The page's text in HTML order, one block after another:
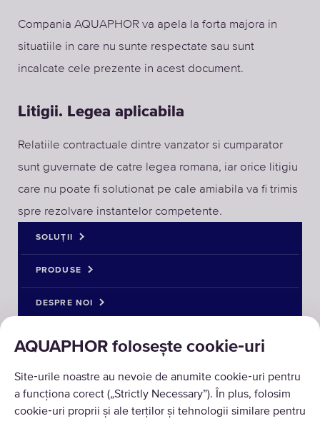
Compania AQUAPHOR va apela la forta majora in
situatiile in care nu sunte respectate sau sunt
incalcate cele prezente in acest document.
Litigii. Legea aplicabila
Relatiile contractuale dintre vanzator si cumparator
sunt guvernate de catre legea romana, iar orice litigiu
care nu poate fi solutionat pe cale amiabila va fi trimis
spre rezolvare instantelor competente.
AQUAPHOR folosește cookie‑uri
Site‑urile noastre au nevoie de anumite cookie‑uri pentru
a funcționa corect („Strictly Necessary”). În plus, folosim
cookie‑uri proprii și ale terților și tehnologii similare pentru
SOLUȚII
PRODUSE
DESPRE NOI
De